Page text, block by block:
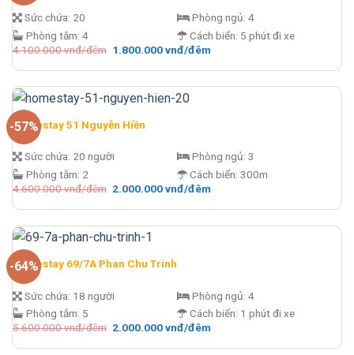
Sức chứa: 20
Phòng tắm: 4
Phòng ngủ: 4
Cách biển: 5 phút đi xe
4.100.000vnđ/đêm Giá
là:
đêm.
1.800.000vnđ/đêmGiá
tại
1.800.000 vnđ/
-57%
Homestay 51 Nguyễn Hiền
Sức chứa: 20 người
Phòng tắm: 2
Phòng ngủ: 3
Cách biển: 300m
4.600.000vnđ/đêm Giá
là:
đêm.
2.000.000vnđ/đêmGiá
tại
2.000.000 vnđ/
-64%
Homestay 69/7A Phan Chu Trinh
Sức chứa: 18 người
Phòng tắm: 5
Phòng ngủ: 4
Cách biển: 1 phút đi xe
5.600.000vnđ/đêm Giá
là:
2.000.000vnđ/đêmGiá
tại